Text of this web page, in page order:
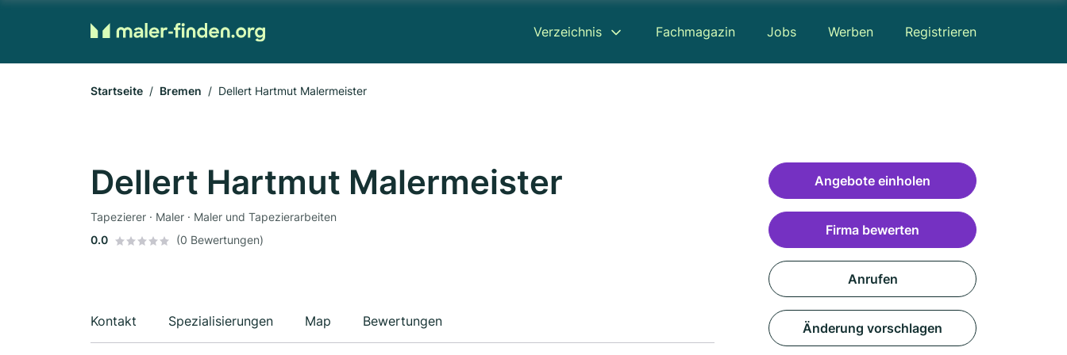
Verzeichnis Fachmagazin Jobs Werben Registrieren
Startseite Bremen Dellert Hartmut Malermeister
Dellert Hartmut Malermeister
Tapezierer · Maler · Maler und Tapezierarbeiten
0.0
(0 Bewertungen)
Kontakt Spezialisierungen Map Bewertungen
Angebote einholen
Firma bewerten
Anrufen
Änderung vorschlagen